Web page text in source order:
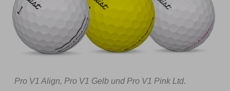
Pro V1 Align, Pro V1 Gelb und Pro V1 Pink Ltd.